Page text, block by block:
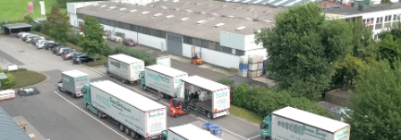
Ich stimme zu
Unser Ziel ist es, Ihnen das
bestmögliche Nutzungserlebnis zu
bieten. Hierfür werden Informationen über Ihren Besuch in
Form von Cookies auf Ihrem Endgerät gespeichert. Durch
die Nutzung dieser Webseite stimmen Sie der Verwendung
von Cookies zu. Weiterführende Informationen zum
Einsatz von Cookies finden Sie in unserer